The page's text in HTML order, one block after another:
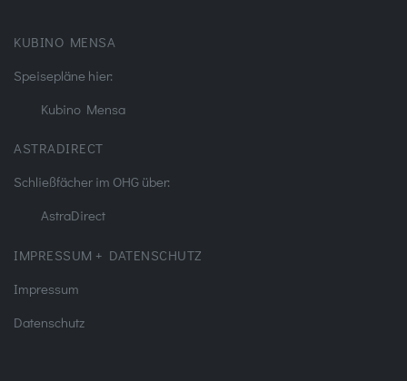
KUBINO MENSA
Speisepläne hier:
Kubino Mensa
ASTRADIRECT
Schließfächer im OHG über:
AstraDirect
IMPRESSUM + DATENSCHUTZ
Impressum
Datenschutz